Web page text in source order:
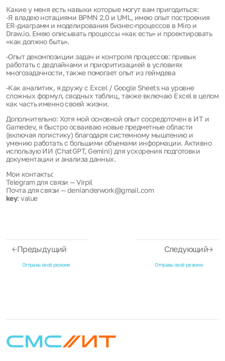
Какие у меня есть навыки которые могут вам пригодиться:
-Я владею нотациями BPMN 2.0 и UML, имею опыт построения
ER-диаграмм и моделирования бизнес-процессов в Miro и
Draw.io. Eмею описывать процессы «как есть» и проектировать
«как должно быть».
-Опыт декомпозиции задач и контроля процессов: привык
работать с дедлайнами и приоритизацией в условиях
многозадачности, также помогает опыт из геймдева
-Как аналитик, я дружу с Excel / Google Sheets на уровне
сложных формул, сводных таблиц, также включаю Excel в целом
как часть именно своей жизни.
Дополнительно: Хотя мой основной опыт сосредоточен в ИТ и
Gamedev, я быстро осваиваю новые предметные области
(включая логистику) благодаря системному мышлению и
умению работать с большими объемами информации. Активно
использую ИИ (ChatGPT, Gemini) для ускорения подготовки
документации и анализа данных.
Мои контакты:
Telegram для связи — Virpil
Почта для связи — denianderwork@gmail.com
key: value
Предыдущий
Отправь своё резюме
Следующий
Отправь своё резюме